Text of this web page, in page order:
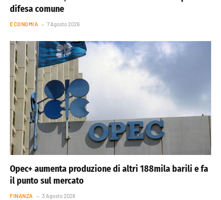
difesa comune
ECONOMIA 7 Agosto 2026
Opec+ aumenta produzione di altri 188mila barili e fa
il punto sul mercato
FINANZA 3 Agosto 2026